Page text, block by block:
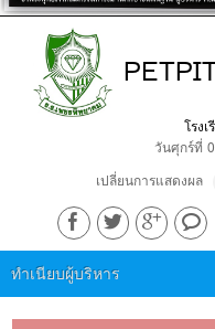
โรง
วันศุกร์ที่
เปลี่ยนการแสดงผล
ทำเนียบผู้บริหาร